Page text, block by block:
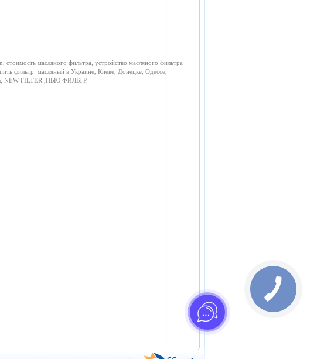
масляного фильтра, устройство масляного фильтра
фильтр
масляный в Украине, Киеве, Донецке, Одессе,
NEW FILTER ,НЬЮ ФИЛЬТР.